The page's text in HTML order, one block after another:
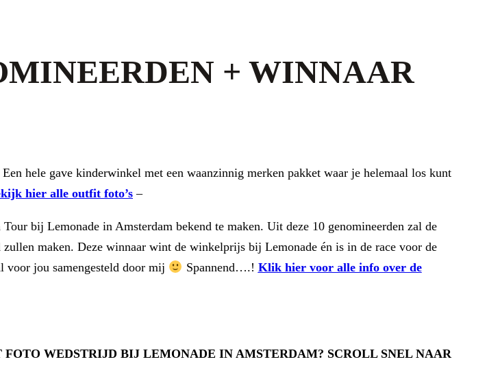
+ WINNAAR
hele gave kinderwinkel met een waanzinnig merken pakket waar je helemaal los kunt
hier alle outfit foto’s –
bij Lemonade in Amsterdam bekend te maken. Uit deze 10 genomineerden zal de
maken. Deze winnaar wint de winkelprijs bij Lemonade én is in de race voor de
jou samengesteld door mij
Spannend….! Klik hier voor alle info over de
WEDSTRIJD BIJ LEMONADE IN AMSTERDAM? SCROLL SNEL NAAR